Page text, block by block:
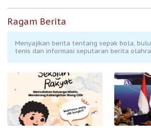
Ragam Berita
Menyajikan berita tentang sepak bola,
tenis dan informasi seputaran berita